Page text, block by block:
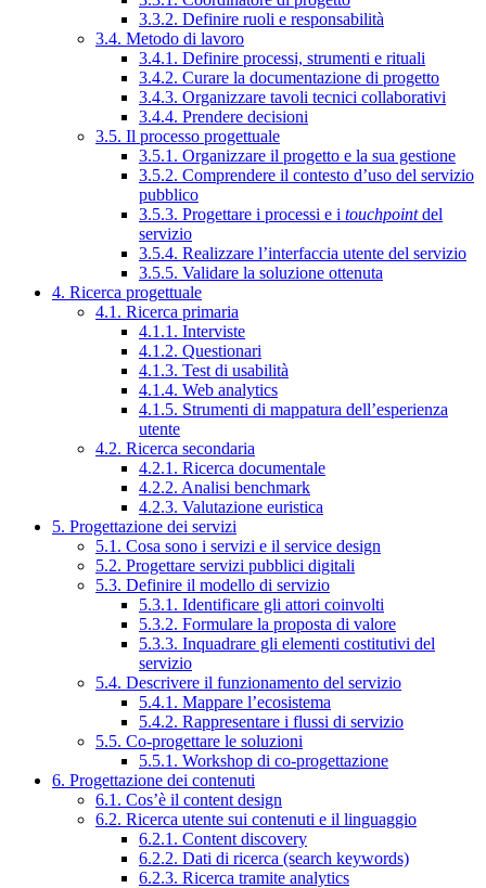
3.3.2. Definire ruoli e responsabilità
3.4. Metodo di lavoro
3.4.1. Definire processi, strumenti e rituali
3.4.2. Curare la documentazione di progetto
3.4.3. Organizzare tavoli tecnici collaborativi
3.4.4. Prendere decisioni
3.5. Il processo progettuale
3.5.1. Organizzare il progetto e la sua gestione
3.5.2. Comprendere il contesto d’uso del servizio
pubblico
3.5.3. Progettare i processi e i touchpointdel
servizio
3.5.4. Realizzare l’interfaccia utente del servizio
3.5.5. Validare la soluzione ottenuta
4. Ricerca progettuale
4.1. Ricerca primaria
4.1.1. Interviste
4.1.2. Questionari
4.1.3. Test di usabilità
4.1.4. Web analytics
4.1.5. Strumenti di mappatura dell’esperienza
utente
4.2. Ricerca secondaria
4.2.1. Ricerca documentale
4.2.2. Analisi benchmark
4.2.3. Valutazione euristica
5. Progettazione dei servizi
5.1. Cosa sono i servizi e il service design
5.2. Progettare servizi pubblici digitali
5.3. Definire il modello di servizio
5.3.1. Identificare gli attori coinvolti
5.3.2. Formulare la proposta di valore
5.3.3. Inquadrare gli elementi costitutivi del
servizio
5.4. Descrivere il funzionamento del servizio
5.4.1. Mappare l’ecosistema
5.4.2. Rappresentare i flussi di servizio
5.5. Co-progettare le soluzioni
5.5.1. Workshop di co-progettazione
6. Progettazione dei contenuti
6.1. Cos’è il content design
6.2. Ricerca utente sui contenuti e il linguaggio
6.2.1. Content discovery
6.2.2. Dati di ricerca (search keywords)
6.2.3. Ricerca tramite analytics